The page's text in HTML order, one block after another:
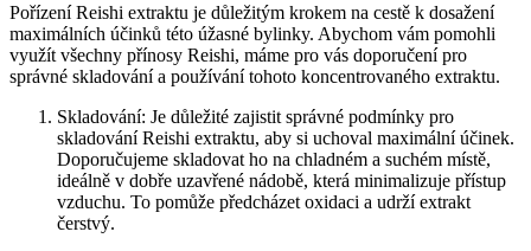
Pořízení Reishi extraktu je důležitým krokem na cestě k dosažení
maximálních účinků této úžasné bylinky. Abychom vám pomohli
využít všechny přínosy Reishi, máme pro vás doporučení pro
správné skladování a používání tohoto koncentrovaného extraktu.
Skladování: Je důležité zajistit správné podmínky pro
skladování Reishi extraktu, aby si uchoval maximální účinek.
Doporučujeme skladovat ho na chladném a suchém místě,
ideálně v dobře uzavřené nádobě, která minimalizuje přístup
vzduchu. To pomůže předcházet oxidaci a udrží extrakt
čerstvý.